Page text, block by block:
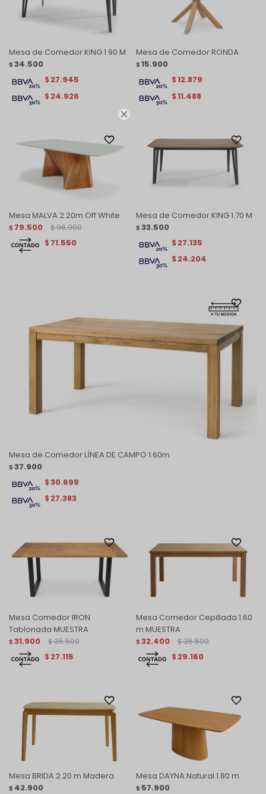

Mesa de Comedor KING 1.90 M
$ 34.500
$ 24.926
$ 27.945
Mesa de Comedor RONDA
$ 15.900
$11.488
$12.879
Mesa MALVA 2.20m Off White
$ 79.500 $ 96.900
$ 71.550
Mesa de Comedor KING 1.70 M
$ 33.500
$ 24.204
$ 27.135
Mesa de Comedor LÍNEA DE CAMPO 1.60m
$ 37.900
$ 27.383
$30.699
Mesa Comedor IRON
Tablonada MUESTRA
$ 31.900 $ 35.500
$ 27.115
Mesa Comedor Cepillada 1.60
m MUESTRA
$ 32.400 $ 35.500
$ 29.160
Mesa BRIDA 2.20 m Madera
$ 42.900
Mesa DAYNA Natural 1.80 m
$ 57.900